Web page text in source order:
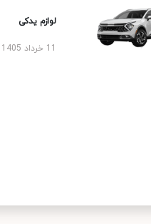
لوازم یدکی